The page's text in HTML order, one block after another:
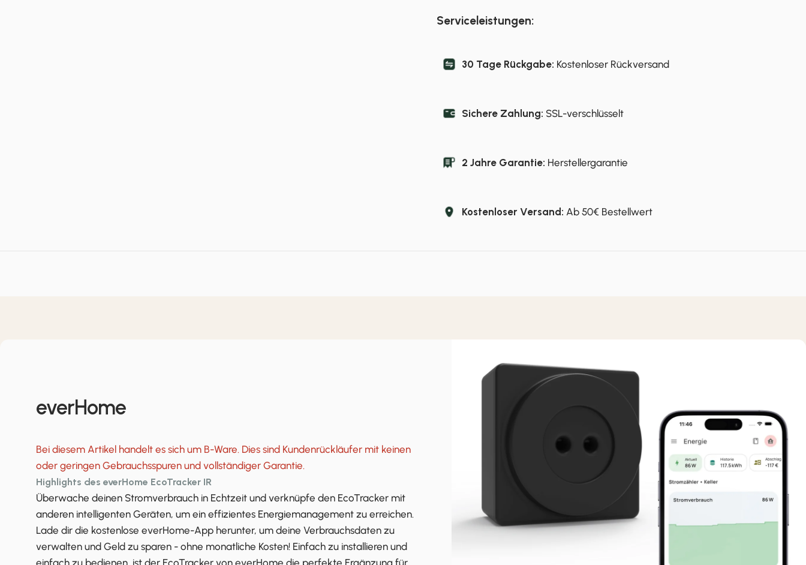
Serviceleistungen:
30 Tage Rückgabe: Kostenloser Rückversand
Sichere Zahlung: SSL-verschlüsselt
2 Jahre Garantie: Herstellergarantie
Kostenloser Versand: Ab 50€ Bestellwert
everHome
Bei diesem Artikel handelt es sich um B-Ware. Dies sind Kundenrückläufer mit keinen
oder geringen Gebrauchsspuren und vollständiger Garantie.
Highlights des everHome EcoTracker IR
Überwache deinen Stromverbrauch in Echtzeit und verknüpfe den EcoTracker mit
anderen intelligenten Geräten, um ein effizientes Energiemanagement zu erreichen.
Lade dir die kostenlose everHome-App herunter, um deine Verbrauchsdaten zu
verwalten und Geld zu sparen - ohne monatliche Kosten! Einfach zu installieren und
einfach zu bedienen, ist der EcoTracker von everHome die perfekte Ergänzung für